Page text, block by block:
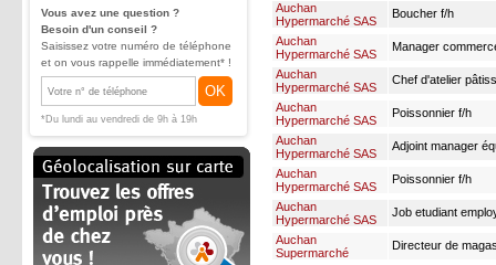
Vous avez une question ?
Besoin d'un conseil ?
Saisissez votre numéro de téléphone
et on vous rappelle immédiatement* !
OK
*Du lundi au vendredi de 9h à 19h
Auchan
Hypermarché SAS
Boucher f/h
Auchan
Hypermarché SAS
Manager
Auchan
Hypermarché SAS
Chef d'atelier
Auchan
Hypermarché SAS
Poissonnier f/h
Auchan
Hypermarché SAS
Adjoint manager
Auchan
Hypermarché SAS
Poissonnier f/h
Auchan
Hypermarché SAS
Job etudiant
Auchan
Supermarché
Directeur de